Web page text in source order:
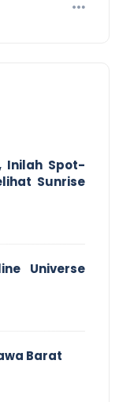
Inilah Spot-
Sunrise
Universe
Barat